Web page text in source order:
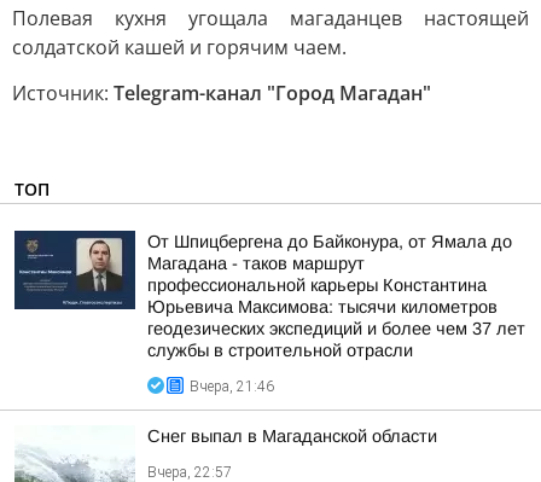
Полевая кухня угощала магаданцев настоящей
солдатской кашей и горячим чаем.
Источник: Telegram-канал "Город Магадан"
ТОП
От Шпицбергена до Байконура, от Ямала до
Магадана - таков маршрут
профессиональной карьеры Константина
Юрьевича Максимова: тысячи километров
геодезических экспедиций и более чем 37 лет
службы в строительной отрасли
Вчера, 21:46
Снег выпал в Магаданской области
Вчера, 22:57